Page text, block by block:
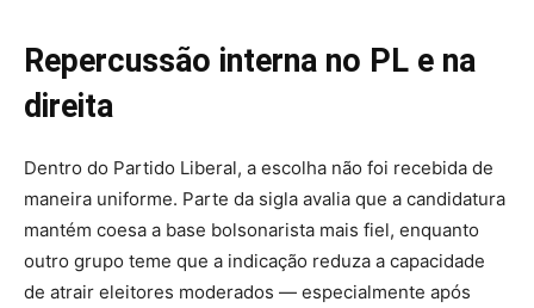
Repercussão interna no PL e na
direita
Dentro do Partido Liberal, a escolha não foi recebida de
maneira uniforme. Parte da sigla avalia que a candidatura
mantém coesa a base bolsonarista mais fiel, enquanto
outro grupo teme que a indicação reduza a capacidade
de atrair eleitores moderados — especialmente após